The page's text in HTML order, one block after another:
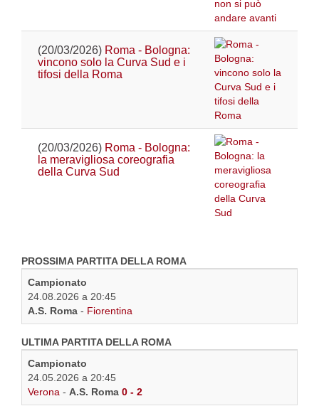
(20/03/2026) Roma - Bologna:
vincono solo la Curva Sud e i
tifosi della Roma
(20/03/2026) Roma - Bologna:
la meravigliosa coreografia
della Curva Sud
PROSSIMA PARTITA DELLA ROMA
Campionato
24.08.2026 a 20:45
A.S. Roma - Fiorentina
ULTIMA PARTITA DELLA ROMA
Campionato
24.05.2026 a 20:45
Verona - A.S. Roma 0 - 2